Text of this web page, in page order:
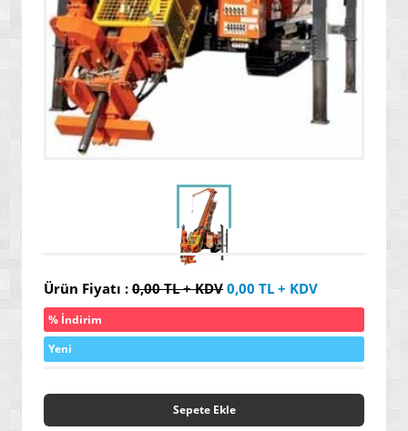
» EKSTRA MAKİNELER
» YALITIM / İZOLASYON ÜRÜNLERİ
» SERAMİK / KARO / FAYANS ÜRÜNLERİ
» ENDÜSRTİYEL VE HER TÜRLÜ YAPIŞTIRICI ÜRÜNLER
» GENEL AMAÇLI / ENDÜSTRİYEL TEMİZLEYİCİLER
» YENİ NESİL ELEKTRİK SÜPÜRGELERİ
» GAZ ALARM SİSTEMLERİ
» HAŞERE YOK EDİCİ / KOVUCULAR
Ürün Fiyatı : 0,00TL + KDV 0,00 TL + KDV
% İndirim
Yeni
Sepete Ekle